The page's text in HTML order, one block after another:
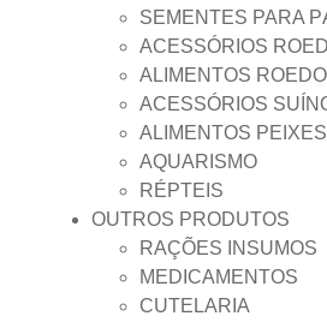
SEMENTES PARA
ACESSÓRIOS
ALIMENTOS
ACESSÓRIOS
ALIMENTOS PEIXES
AQUARISMO
RÉPTEIS
OUTROS PRODUTOS
RAÇÕES INSUMOS
MEDICAMENTOS
CUTELARIA